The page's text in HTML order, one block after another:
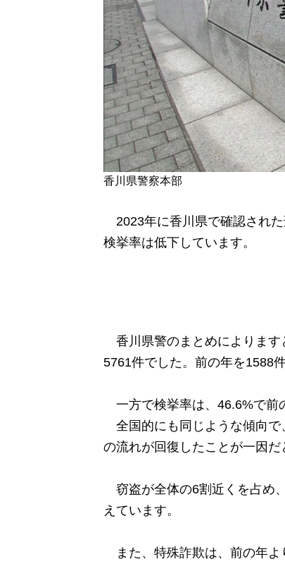
香川県警察本部
2023年に香川県で確認され
検挙率は低下しています。
香川県警のまとめによります
5761件でした。前の年を1588
一方で検挙率は、46.6%で前
全国的にも同じような傾向で
の流れが回復したことが一因だ
窃盗が全体の6割近くを占め
えています。
また、特殊詐欺は、前の年よ